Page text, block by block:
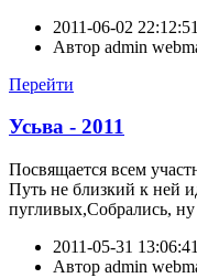
2011-06-02 22:12:51
Автор admin
Перейти
Усьва - 2011
Посвящается всем
Путь не близкий к ней
пугливых,Собрались,
2011-05-31 13:06:41
Автор admin